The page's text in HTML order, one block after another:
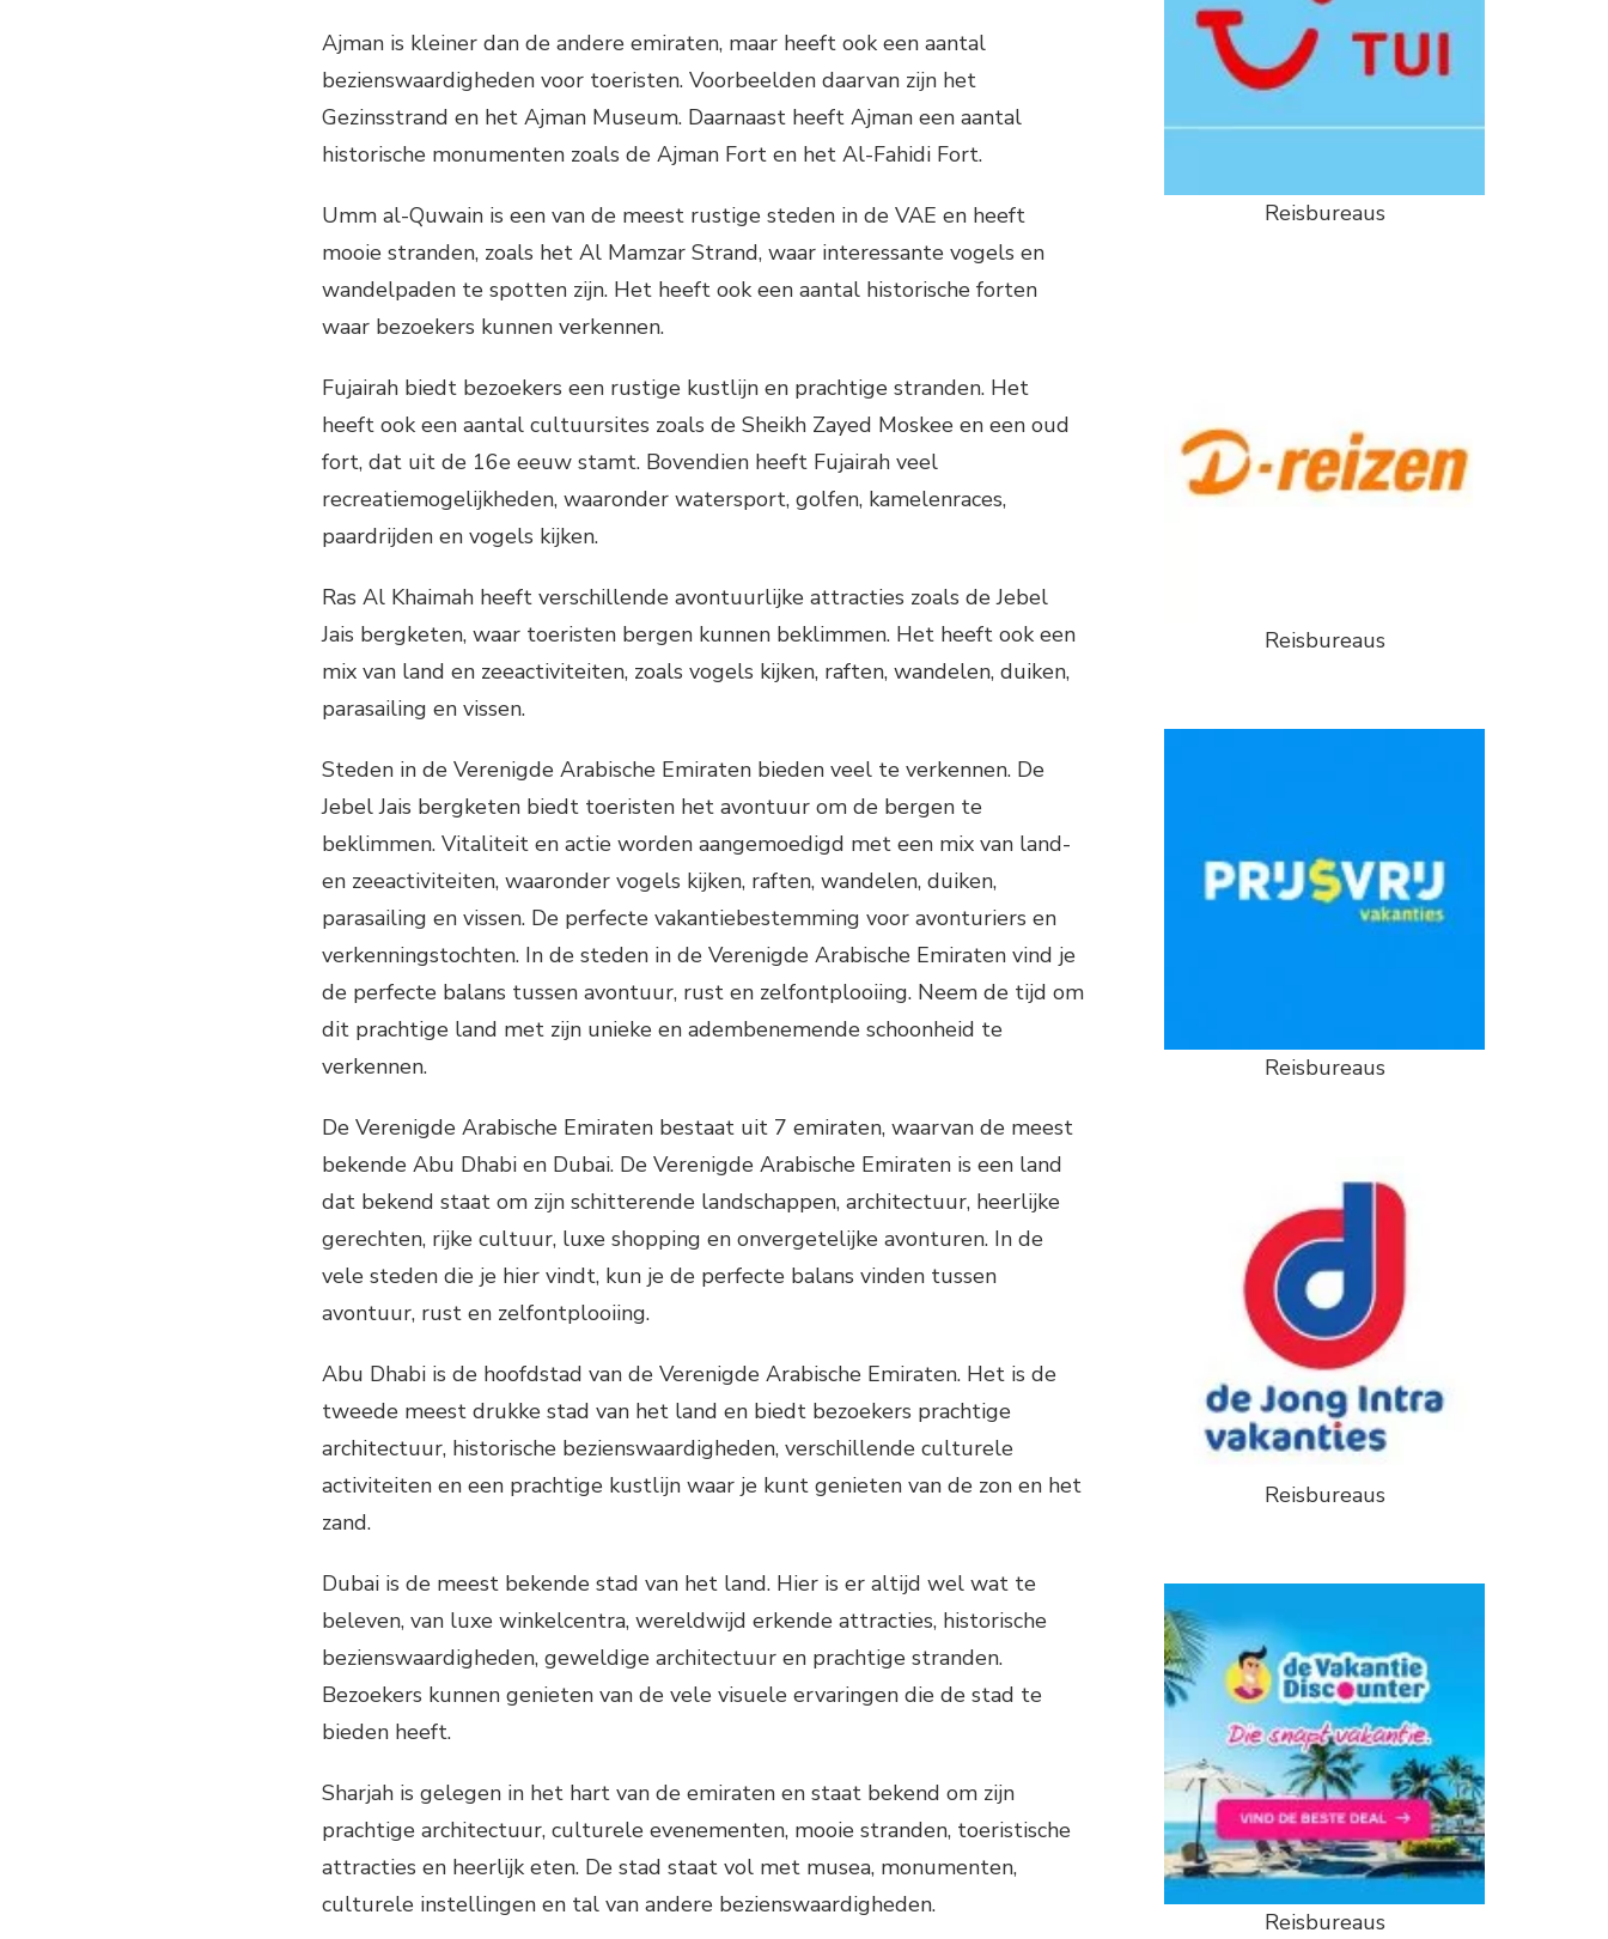
Ajman is kleiner dan de andere emiraten, maar heeft ook een aantal
bezienswaardigheden voor toeristen. Voorbeelden daarvan zijn het
Gezinsstrand en het Ajman Museum. Daarnaast heeft Ajman een aantal
historische monumenten zoals de Ajman Fort en het Al-Fahidi Fort.
Umm al-Quwain is een van de meest rustige steden in de VAE en heeft
mooie stranden, zoals het Al Mamzar Strand, waar interessante vogels en
wandelpaden te spotten zijn. Het heeft ook een aantal historische forten
waar bezoekers kunnen verkennen.
Fujairah biedt bezoekers een rustige kustlijn en prachtige stranden. Het
heeft ook een aantal cultuursites zoals de Sheikh Zayed Moskee en een oud
fort, dat uit de 16e eeuw stamt. Bovendien heeft Fujairah veel
recreatiemogelijkheden, waaronder watersport, golfen, kamelenraces,
paardrijden en vogels kijken.
Ras Al Khaimah heeft verschillende avontuurlijke attracties zoals de Jebel
Jais bergketen, waar toeristen bergen kunnen beklimmen. Het heeft ook een
mix van land en zeeactiviteiten, zoals vogels kijken, raften, wandelen, duiken,
parasailing en vissen.
Steden in de Verenigde Arabische Emiraten bieden veel te verkennen. De
Jebel Jais bergketen biedt toeristen het avontuur om de bergen te
beklimmen. Vitaliteit en actie worden aangemoedigd met een mix van land-
en zeeactiviteiten, waaronder vogels kijken, raften, wandelen, duiken,
parasailing en vissen. De perfecte vakantiebestemming voor avonturiers en
verkenningstochten. In de steden in de Verenigde Arabische Emiraten vind je
de perfecte balans tussen avontuur, rust en zelfontplooiing. Neem de tijd om
dit prachtige land met zijn unieke en adembenemende schoonheid te
verkennen.
De Verenigde Arabische Emiraten bestaat uit 7 emiraten, waarvan de meest
bekende Abu Dhabi en Dubai. De Verenigde Arabische Emiraten is een land
dat bekend staat om zijn schitterende landschappen, architectuur, heerlijke
gerechten, rijke cultuur, luxe shopping en onvergetelijke avonturen. In de
vele steden die je hier vindt, kun je de perfecte balans vinden tussen
avontuur, rust en zelfontplooiing.
Abu Dhabi is de hoofdstad van de Verenigde Arabische Emiraten. Het is de
tweede meest drukke stad van het land en biedt bezoekers prachtige
architectuur, historische bezienswaardigheden, verschillende culturele
activiteiten en een prachtige kustlijn waar je kunt genieten van de zon en het
zand.
Dubai is de meest bekende stad van het land. Hier is er altijd wel wat te
beleven, van luxe winkelcentra, wereldwijd erkende attracties, historische
bezienswaardigheden, geweldige architectuur en prachtige stranden.
Bezoekers kunnen genieten van de vele visuele ervaringen die de stad te
bieden heeft.
Sharjah is gelegen in het hart van de emiraten en staat bekend om zijn
prachtige architectuur, culturele evenementen, mooie stranden, toeristische
attracties en heerlijk eten. De stad staat vol met musea, monumenten,
culturele instellingen en tal van andere bezienswaardigheden.
Reisbureaus
Reisbureaus
Reisbureaus
Reisbureaus
Reisbureaus